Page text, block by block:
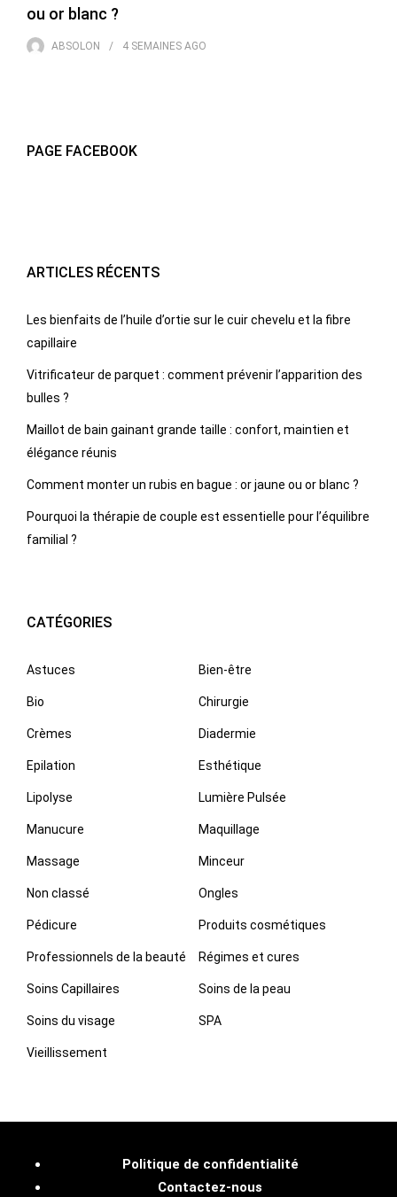
ou or blanc ?
ABSOLON 4 SEMAINES AGO
PAGE FACEBOOK
ARTICLES RÉCENTS
Les bienfaits de l’huile d’ortie sur le cuir chevelu et la fibre
capillaire
Vitrificateur de parquet : comment prévenir l’apparition des
bulles ?
Maillot de bain gainant grande taille : confort, maintien et
élégance réunis
Comment monter un rubis en bague : or jaune ou or blanc ?
Pourquoi la thérapie de couple est essentielle pour l’équilibre
familial ?
CATÉGORIES
Astuces Bien-être
Bio Chirurgie
Crèmes Diadermie
Epilation Esthétique
Lipolyse Lumière Pulsée
Manucure Maquillage
Massage Minceur
Non classé Ongles
Pédicure Produits cosmétiques
Professionnels de la beauté Régimes et cures
Soins Capillaires Soins de la peau
Soins du visage SPA
Vieillissement
Politique de confidentialité
Contactez-nous